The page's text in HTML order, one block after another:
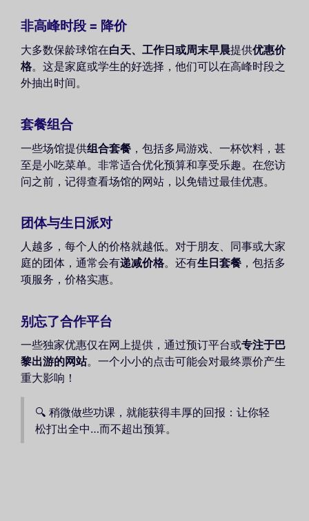
非高峰时段 = 降价
大多数保龄球馆在白天、工作日或周末早晨提供优惠价
格。这是家庭或学生的好选择，他们可以在高峰时段之
外抽出时间。
套餐组合
一些场馆提供组合套餐 ，包括多局游戏、一杯饮料，甚
至是小吃菜单。非常适合优化预算和享受乐趣。在您访
问之前，记得查看场馆的网站，以免错过最佳优惠。
团体与生日派对
人越多，每个人的价格就越低。对于朋友、同事或大家
庭的团体，通常会有递减价格。还有生日套餐 ，包括多
项服务，价格实惠。
别忘了合作平台
一些独家优惠仅在网上提供，通过预订平台或专注于巴
黎出游的网站。一个小小的点击可能会对最终票价产生
重大影响！
🔍 稍微做些功课，就能获得丰厚的回报：让你轻
松打出全中…而不超出预算。